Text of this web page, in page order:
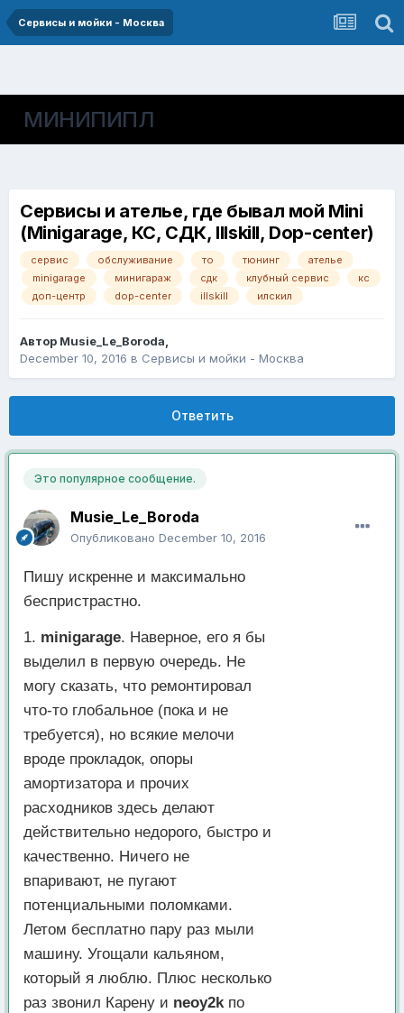
Сервисы и мойки - Москва
МИНИПИПЛ
Сервисы и ателье, где бывал мой Mini
(Minigarage, КС, СДК, Illskill, Dop-center)
сервис обслуживание то тюнинг
ателье
minigarage
минигараж сдк клубный сервис
кс
доп-центр
dop-center illskill илскил
Автор Musie_Le_Boroda,
December 10, 2016 в Сервисы и мойки - Москва
Ответить
Это популярное сообщение.
Musie_Le_Boroda
Опубликовано December 10, 2016
Пишу искренне и максимально
беспристрастно.
1. minigarage. Наверное, его я бы
выделил в первую очередь. Не
могу сказать, что ремонтировал
что-то глобальное (пока и не
требуется), но всякие мелочи
вроде прокладок, опоры
амортизатора и прочих
расходников здесь делают
действительно недорого, быстро и
качественно. Ничего не
впаривают, не пугают
потенциальными поломками.
Летом бесплатно пару раз мыли
машину. Угощали кальяном,
который я люблю. Плюс несколько
раз звонил Карену и neoy2k по